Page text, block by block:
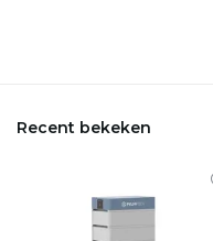
Recent bekeken